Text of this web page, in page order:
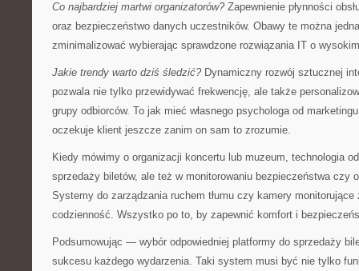
Co najbardziej martwi organizatorów? Zapewnienie płynności
oraz bezpieczeństwo danych uczestników. Obawy te można
zminimalizować wybierając sprawdzone rozwiązania IT o
Jakie trendy warto dziś śledzić? Dynamiczny rozwój sztucznej
pozwala nie tylko przewidywać frekwencję, ale także
grupy odbiorców. To jak mieć własnego psychologa od
oczekuje klient jeszcze zanim on sam to zrozumie.
Kiedy mówimy o organizacji koncertu lub muzeum, technologia
sprzedaży biletów, ale też w monitorowaniu bezpieczeństwa czy
Systemy do zarządzania ruchem tłumu czy kamery
codzienność. Wszystko po to, by zapewnić komfort i
Podsumowując — wybór odpowiedniej platformy do sprzedaży
sukcesu każdego wydarzenia. Taki system musi być nie tylko